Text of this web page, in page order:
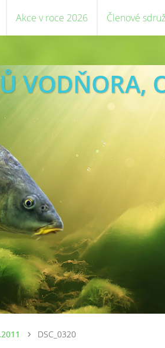
Akce v roce 2026 Členové
VODŇORA,
DSC_0320